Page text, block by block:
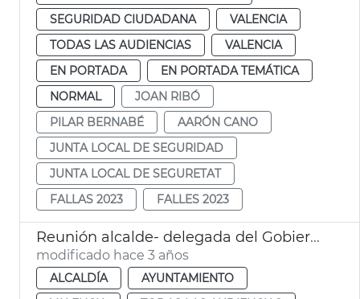
SEGURIDAD CIUDADANA
VALENCIA
TODAS LAS AUDIENCIAS
VALENCIA
EN PORTADA
EN PORTADA TEMÁTICA
NORMAL
JOAN RIBÓ
PILAR BERNABÉ
AARÓN CANO
JUNTA LOCAL DE SEGURIDAD
JUNTA LOCAL DE SEGURETAT
FALLAS 2023
FALLES 2023
Reunión alcalde- delegada del Gobierno
modificado hace 3 años
ALCALDÍA
AYUNTAMIENTO